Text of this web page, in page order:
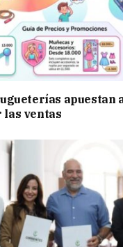
apuestan
las ventas